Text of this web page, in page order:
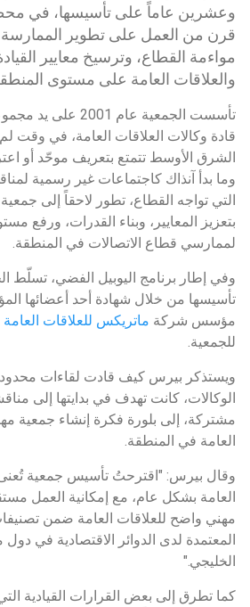
وعشرين عاماً على تأسيسها، في
قرن من العمل على تطوير الممارسة
مواءمة القطاع، وترسيخ معايير
والعلاقات العامة على مستوى
تأسست الجمعية عام
قادة وكالات العلاقات العامة، في وقت
الشرق الأوسط تتمتع بتعريف موحّد أو
وما بدأ آنذاك كاجتماعات غير رسمية
التي تواجه القطاع، تطور لاحقاً إلى
بتعزيز المعايير، وبناء القدرات، ورفع
لممارسي قطاع الاتصالات في المنطقة.
وفي إطار برنامج اليوبيل الفضي، تسلّط
تأسيسها من خلال شهادة أحد أعضائها
مؤسس شركة ماتريكس للعلاقات العامة
للجمعية.
ويستذكر بيرس كيف قادت لقاءات
الوكالات، كانت تهدف في بدايتها إلى
مشتركة، إلى بلورة فكرة إنشاء جمعية
العامة في المنطقة.
وقال بيرس: "اقترحتُ تأسيس جمعية تُعنى
العامة بشكل عام، مع إمكانية العمل
مهني واضح للعلاقات العامة ضمن
المعتمدة لدى الدوائر الاقتصادية في
الخليجي."
كما تطرق إلى بعض القرارات القيادية